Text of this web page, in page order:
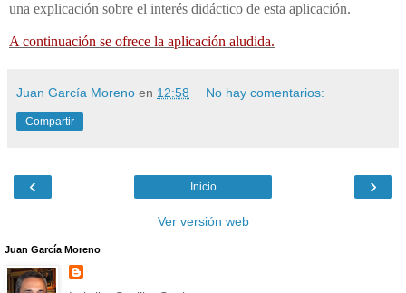
una explicación sobre el interés didáctico de esta aplicación.
A continuación se ofrece la aplicación aludida.
Juan García Moreno en 12:58 No hay comentarios:
Compartir
‹ ›
Inicio
Ver versión web
Juan García Moreno